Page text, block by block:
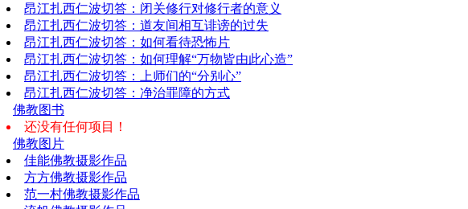
昂江扎西仁波切答：闭关修行对修行者的意义
昂江扎西仁波切答：道友间相互诽谤的过失
昂江扎西仁波切答：如何看待恐怖片
昂江扎西仁波切答：如何理解“万物皆由此心造”
昂江扎西仁波切答：上师们的“分别心”
昂江扎西仁波切答：净治罪障的方式
佛教图书
还没有任何项目！
佛教图片
佳能佛教摄影作品
方方佛教摄影作品
范一村佛教摄影作品